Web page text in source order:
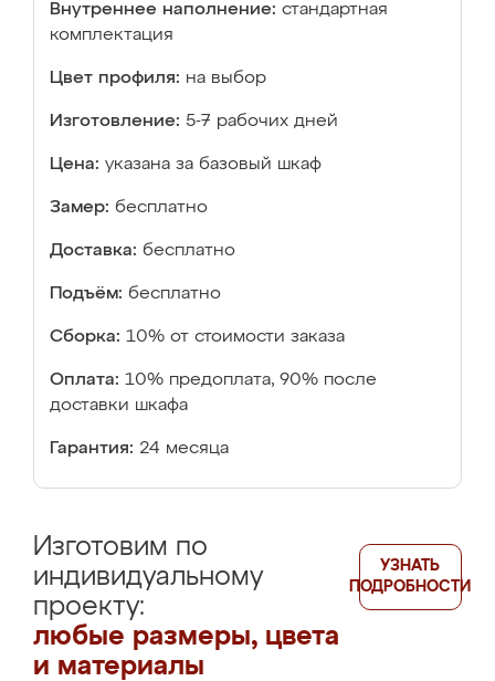
Внутреннее наполнение: стандартная
комплектация
Цвет профиля: на выбор
Изготовление: 5-7 рабочих дней
Цена: указана за базовый шкаф
Замер: бесплатно
Доставка: бесплатно
Подъём: бесплатно
Сборка: 10% от стоимости заказа
Оплата: 10% предоплата, 90% после
доставки шкафа
Гарантия: 24 месяца
Изготовим по
индивидуальному
проекту:
любые размеры, цвета
и материалы
УЗНАТЬ
ПОДРОБНОСТИ